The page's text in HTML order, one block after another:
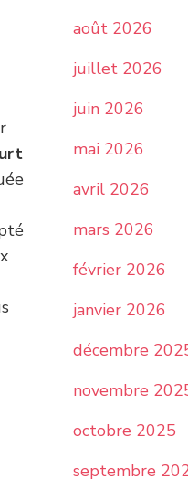
août 2026
juillet 2026
juin 2026
mai 2026
avril 2026
mars 2026
février 2026
janvier 2026
décembre
novembre
octobre 2025
septembre